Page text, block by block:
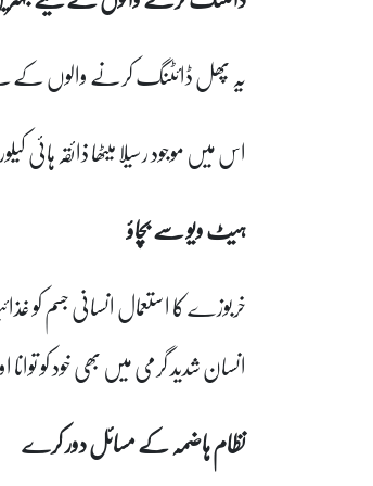
یہ پھل ڈائٹنگ کرنے والوں
اس میں موجود رسیلا میٹھا ذائقہ
ہیٹ ویو سے بچاؤ
خربوزے کا استعمال انسانی جسم
انسان شدید گرمی میں بھی خود کو
نظام ہاضمہ کے مسائل دور کرے